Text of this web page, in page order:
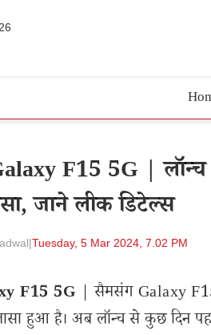
F15 5G |
जाने लीक डिटेल्स
|Tuesday, 5 Mar 2024, 7.02 PM
F15 5G | सैमसंग Galaxy F15
हुआ है। अब लॉन्च से कुछ दिन